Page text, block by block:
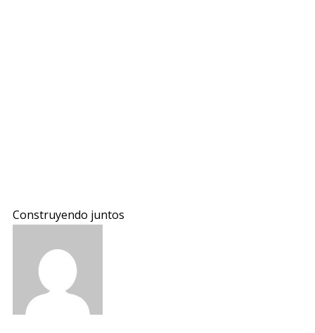
Construyendo juntos